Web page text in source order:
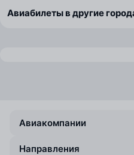
Авиабилеты в другие
Авиакомпании
Направления